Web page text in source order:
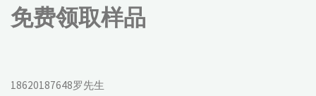
免费领取样品
18620187648罗先生